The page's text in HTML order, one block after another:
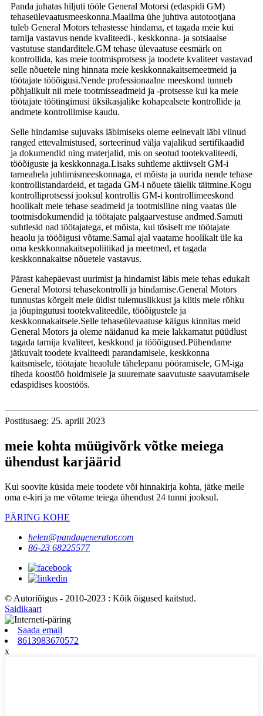
Panda juhatas hiljuti tööle General Motorsi (edaspidi GM)
tehaseülevaatusmeeskonna.Maailma ühe juhtiva autotootjana
tuleb General Motors tehastesse hindama, et tagada meie kui
tarnija vastavus nende kvaliteedi-, keskkonna- ja sotsiaalse
vastutuse standarditele.GM tehase ülevaatuse eesmärk on
kontrollida, kas meie tootmisprotsess ja toodete kvaliteet vastavad
selle nõuetele ning hinnata meie keskkonnakaitsemeetmeid ja
töötajate tööõigusi.Nende professionaalne meeskond tunneb
põhjalikult nii meie tootmisseadmeid ja -protsesse kui ka meie
töötajate töötingimusi üksikasjalike kohapealsete kontrollide ja
andmete kontrollimise kaudu.
Selle hindamise sujuvaks läbimiseks oleme eelnevalt läbi viinud
ranged ettevalmistused, sorteerinud välja vajalikud sertifikaadid
ja dokumendid ning materjalid, mis on seotud tootekvaliteedi,
tööõiguste ja keskkonnaga.Lisaks suhtleme aktiivselt GM-i
tarneahela juhtimismeeskonnaga, et mõista ja uurida nende tehase
kontrollistandardeid, et tagada GM-i nõuete täielik täitmine.Kogu
kontrolliprotsessi jooksul kontrollis GM-i kontrollimeeskond
hoolikalt meie tehase seadmeid ja tootmisliine ning vaatas üle
tootmisdokumendid ja töötajate palgaarvestuse andmed.Samuti
suhtlesid nad töötajatega, et mõista, kui tõsiselt me ​​töötajate
heaolu ja tööõigusi võtame.Samal ajal vaatame hoolikalt üle ka
oma keskkonnakaitsepoliitikad ja meetmed, et tagada
keskkonnakaitse nõuetele vastavus.
Pärast kahepäevast uurimist ja hindamist läbis meie tehas edukalt
General Motorsi tehasekontrolli ja hindamise.General Motors
tunnustas kõrgelt meie üldist tulemuslikkust ja kiitis meie rõhku
ja jõupingutusi tootekvaliteedile, tööõigustele ja
keskkonnakaitsele.Selle tehaseülevaatuse käigus kinnitas meid
General Motors ja oleme näidanud ka meie lakkamatut püüdlust
tagada tarnija kvaliteet, keskkond ja tööõigused.Pühendame
jätkuvalt toodete kvaliteedi parandamisele, keskkonna
kaitsmisele, töötajate heaolule tähelepanu pööramisele, GM-iga
tiheda koostöö hoidmisele ja suuremate saavutuste saavutamisele
edaspidises koostöös.
Postitusaeg: 25. aprill 2023
meie kohta müügivõrk võtke meiega
ühendust karjäärid
Kui soovite küsida meie toodete või hinnakirja kohta, jätke meile
oma e-kiri ja me võtame teiega ühendust 24 tunni jooksul.
PÄRING KOHE
helen@pandagenerator.com
86-23 68225577
© Autoriõigus - 2010-2023 : Kõik õigused kaitstud.
Saidikaart
Saada email
8613983670572
x